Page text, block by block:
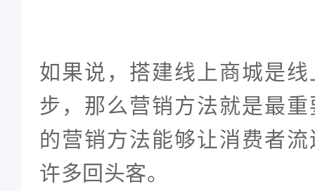
如果说，搭建线上商城是
步，那么营销方法就是最
的营销方法能够让消费者
许多回头客。